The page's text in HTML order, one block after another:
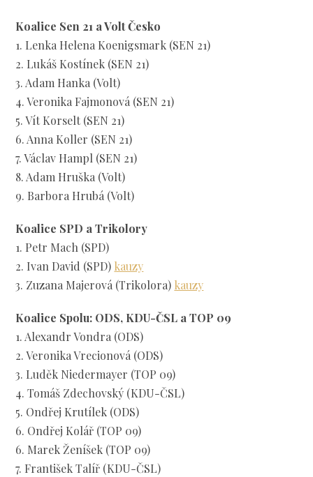
Koalice Sen 21 a Volt Česko
1. Lenka Helena Koenigsmark (SEN 21)
2. Lukáš Kostínek (SEN 21)
3. Adam Hanka (Volt)
4. Veronika Fajmonová (SEN 21)
5. Vít Korselt (SEN 21)
6. Anna Koller (SEN 21)
7. Václav Hampl (SEN 21)
8. Adam Hruška (Volt)
9. Barbora Hrubá (Volt)
Koalice SPD a Trikolory
1. Petr Mach (SPD)
2. Ivan David (SPD) kauzy
3. Zuzana Majerová (Trikolora) kauzy
Koalice Spolu: ODS, KDU-ČSL a TOP 09
1. Alexandr Vondra (ODS)
2. Veronika Vrecionová (ODS)
3. Luděk Niedermayer (TOP 09)
4. Tomáš Zdechovský (KDU-ČSL)
5. Ondřej Krutílek (ODS)
6. Ondřej Kolář (TOP 09)
6. Marek Ženíšek (TOP 09)
7. František Talíř (KDU-ČSL)